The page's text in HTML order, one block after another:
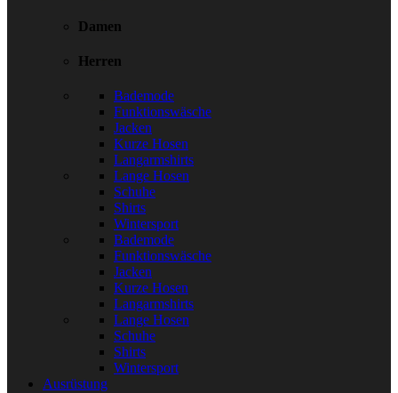
Damen
Herren
Bademode
Funktionswäsche
Jacken
Kurze Hosen
Langarmshirts
Lange Hosen
Schuhe
Shirts
Wintersport
Bademode
Funktionswäsche
Jacken
Kurze Hosen
Langarmshirts
Lange Hosen
Schuhe
Shirts
Wintersport
Ausrüstung